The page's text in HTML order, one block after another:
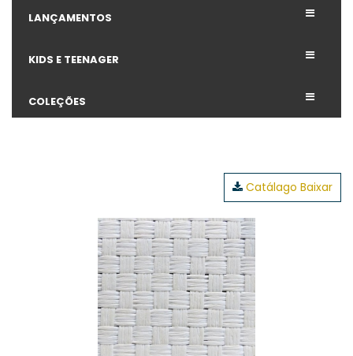
LANÇAMENTOS
KIDS E TEENAGER
COLEÇÕES
Catálago Baixar